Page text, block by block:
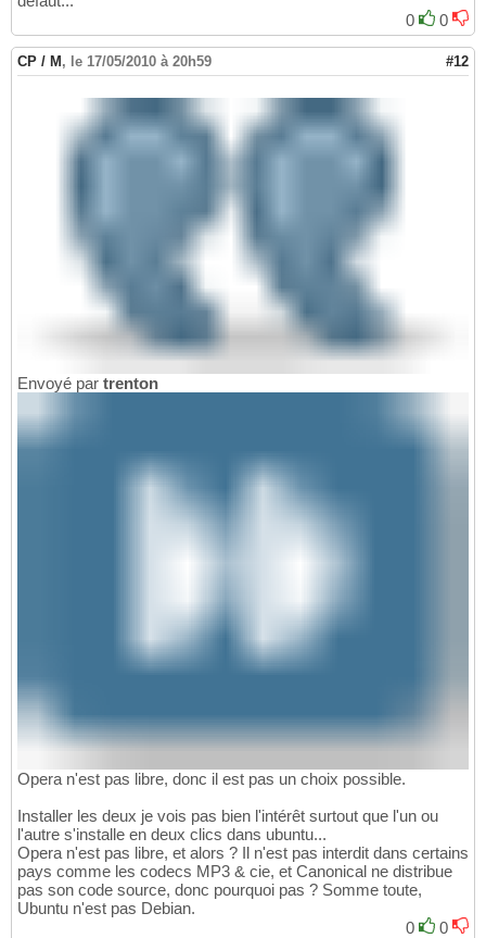
0
0
CP / M, le 17/05/2010 à 20h59 #12
Envoyé par trenton
Opera n'est pas libre, donc il est pas un choix possible.
Installer les deux je vois pas bien l'intérêt surtout que l'un ou
l'autre s'installe en deux clics dans ubuntu...
Opera n'est pas libre, et alors ? Il n'est pas interdit dans certains
pays comme les codecs MP3 & cie, et Canonical ne distribue
pas son code source, donc pourquoi pas ? Somme toute,
Ubuntu n'est pas Debian.
0
0